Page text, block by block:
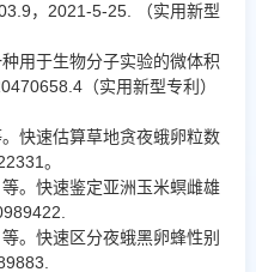
，2021-5-25. （实用新型
用于生物分子实验的微体积
（实用新型专利）
快速估算草地贪夜蛾卵粒数
。
。快速鉴定亚洲玉米螟雌雄
。快速区分夜蛾黑卵蜂性别